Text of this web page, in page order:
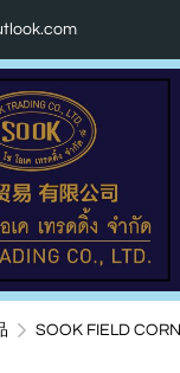
SOOK FIELD CORN